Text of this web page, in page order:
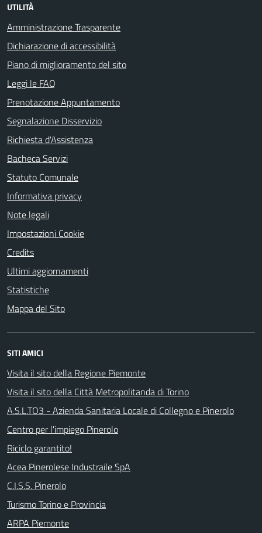
UTILITÀ
Amministrazione Trasparente
Dichiarazione di accessibilità
Piano di miglioramento del sito
Leggi le FAQ
Prenotazione Appuntamento
Segnalazione Disservizio
Richiesta d'Assistenza
Bacheca Servizi
Statuto Comunale
Informativa privacy
Note legali
Impostazioni Cookie
Credits
Ultimi aggiornamenti
Statistiche
Mappa del Sito
SITI AMICI
Visita il sito della Regione Piemonte
Visita il sito della Città Metropolitanda di Torino
A.S.L.TO3 - Azienda Sanitaria Locale di Collegno e Pinerolo
Centro per l'impiego Pinerolo
Riciclo garantito!
Acea Pinerolese Industraile SpA
C.I.S.S. Pinerolo
Turismo Torino e Provincia
ARPA Piemonte